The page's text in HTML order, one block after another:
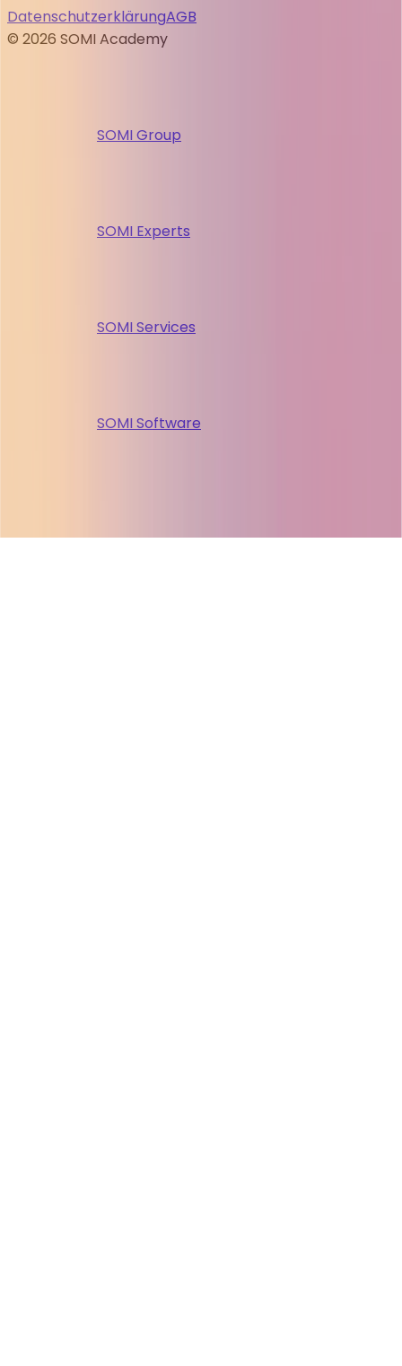
DatenschutzerklärungAGB
© 2026 SOMI Academy
SOMI Group
SOMI Experts
SOMI Services
SOMI Software